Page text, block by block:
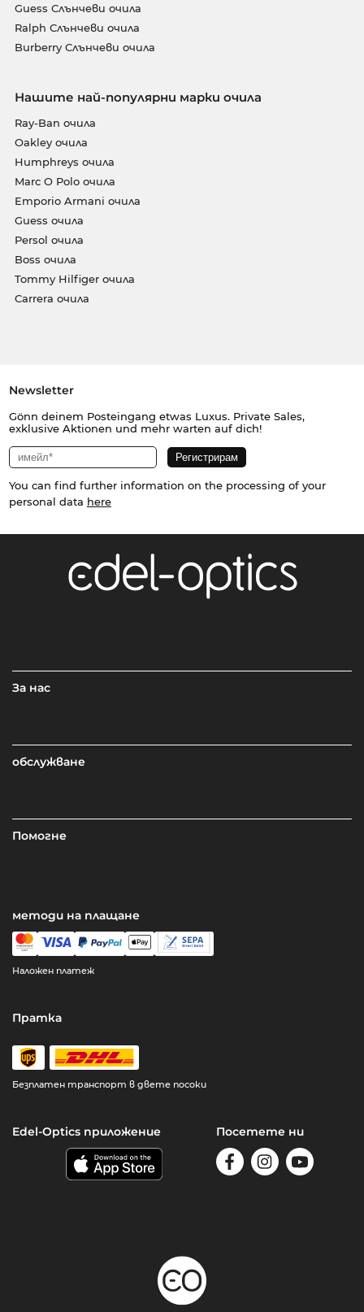
Guess Слънчеви очила
Ralph Слънчеви очила
Burberry Слънчеви очила
Нашите най-популярни марки очила
Ray-Ban очила
Oakley очила
Humphreys очила
Marc O Polo очила
Emporio Armani очила
Guess очила
Persol очила
Boss очила
Tommy Hilfiger очила
Carrera очила
Newsletter
Gönn deinem Posteingang etwas Luxus. Private Sales,
exklusive Aktionen und mehr warten auf dich!
You can find further information on the processing of your
personal data here
За нас
обслужване
Помогне
методи на плащане
Наложен платеж
Пратка
Безплатен транспорт в двете посоки
Edel-Optics приложение Посетете ни